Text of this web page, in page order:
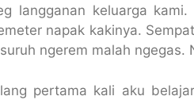
langganan keluarga
napak kakinya.
ngerem malah ngegas.
pertama kali aku